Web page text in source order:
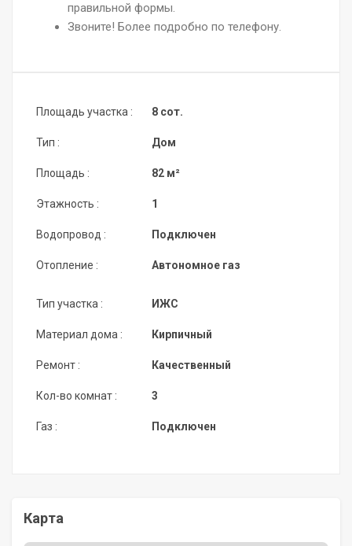
правильной формы.
Звоните! Более подробно по телефону.
Площадь участка :
Тип :
Площадь :
Этажность :
Водопровод :
Отопление :
8 сот.
Дом
82 м²
1
Подключен
Автономное газ
Тип участка :
Материал дома :
Ремонт :
Кол-во комнат :
Газ :
ИЖС
Кирпичный
Качественный
3
Подключен
Карта